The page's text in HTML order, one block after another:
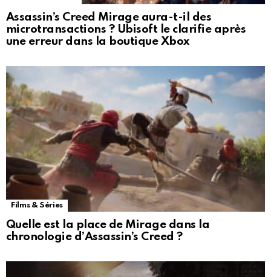
Assassin’s Creed Mirage aura-t-il des
microtransactions ? Ubisoft le clarifie après
une erreur dans la boutique Xbox
Films & Séries
Quelle est la place de Mirage dans la
chronologie d’Assassin’s Creed ?